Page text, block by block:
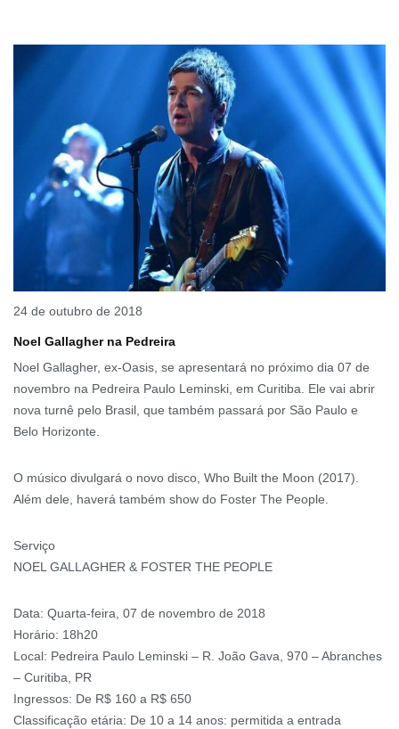
24 de outubro de 2018
Noel Gallagher na Pedreira
Noel Gallagher, ex-Oasis, se apresentará no próximo dia 07 de
novembro na Pedreira Paulo Leminski, em Curitiba. Ele vai abrir
nova turnê pelo Brasil, que também passará por São Paulo e
Belo Horizonte.
O músico divulgará o novo disco, Who Built the Moon (2017).
Além dele, haverá também show do Foster The People.
Serviço
NOEL GALLAGHER & FOSTER THE PEOPLE
Data: Quarta-feira, 07 de novembro de 2018
Horário: 18h20
Local: Pedreira Paulo Leminski – R. João Gava, 970 – Abranches
– Curitiba, PR
Ingressos: De R$ 160 a R$ 650
Classificação etária: De 10 a 14 anos: permitida a entrada